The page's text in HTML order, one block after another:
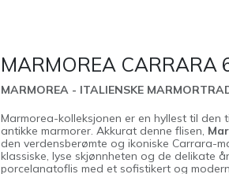
MARMOREA CARRARA
MARMOREA - ITALIENSKE
Marmorea-kolleksjonen er en hyllest til den
antikke marmorer. Akkurat denne flisen,
den verdensberømte og ikoniske Carrara-
klassiske, lyse skjønnheten og de delikate
porcelanatoflis med et sofistikert og